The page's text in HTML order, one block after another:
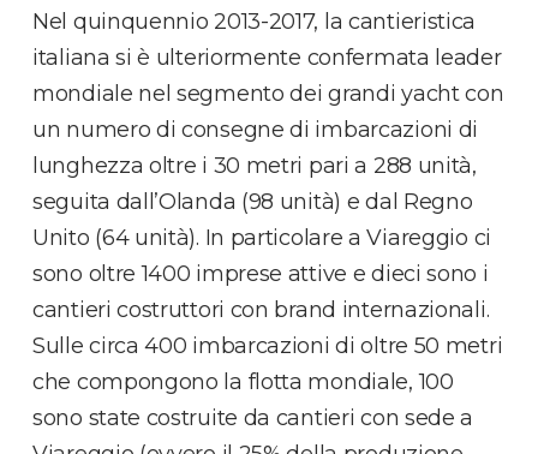
Nel quinquennio 2013-2017, la cantieristica
italiana si è ulteriormente confermata leader
mondiale nel segmento dei grandi yacht con
un numero di consegne di imbarcazioni di
lunghezza oltre i 30 metri pari a 288 unità,
seguita dall’Olanda (98 unità) e dal Regno
Unito (64 unità). In particolare a Viareggio ci
sono oltre 1400 imprese attive e dieci sono i
cantieri costruttori con brand internazionali.
Sulle circa 400 imbarcazioni di oltre 50 metri
che compongono la flotta mondiale, 100
sono state costruite da cantieri con sede a